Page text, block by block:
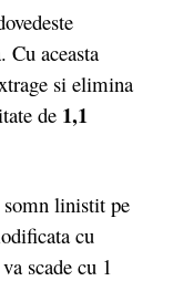
aceasta
si elimina
de 1,1
somn linistit pe
cu
scade cu 1